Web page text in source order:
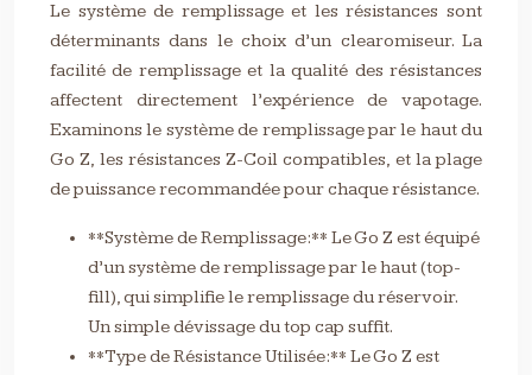
Le système de remplissage et les résistances sont
déterminants dans le choix d’un clearomiseur. La
facilité de remplissage et la qualité des résistances
affectent directement l’expérience de vapotage.
Examinons le système de remplissage par le haut du
Go Z, les résistances Z-Coil compatibles, et la plage
de puissance recommandée pour chaque résistance.
**Système de Remplissage:** Le Go Z est équipé
d’un système de remplissage par le haut (top-
fill), qui simplifie le remplissage du réservoir.
Un simple dévissage du top cap suffit.
**Type de Résistance Utilisée:** Le Go Z est